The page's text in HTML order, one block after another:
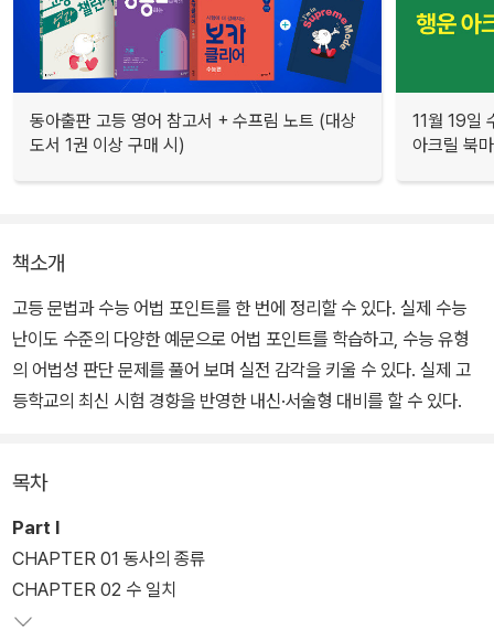
동아출판 고등 영어 참고서 + 수프림 노트 (대상
도서 1권 이상 구매 시)
11월 19일
아크릴 북
책소개
고등 문법과 수능 어법 포인트를 한 번에 정리할 수 있다. 실제 수능
난이도 수준의 다양한 예문으로 어법 포인트를 학습하고, 수능 유형
의 어법성 판단 문제를 풀어 보며 실전 감각을 키울 수 있다. 실제 고
등학교의 최신 시험 경향을 반영한 내신·서술형 대비를 할 수 있다.
목차
Part I
CHAPTER 01 동사의 종류
CHAPTER 02 수 일치